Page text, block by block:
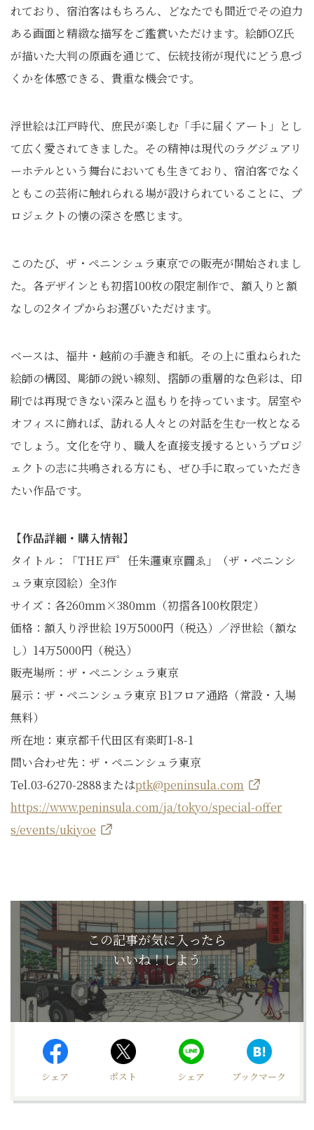
れており、宿泊客はもちろん、どなたでも間近でその迫力
ある画面と精緻な描写をご鑑賞いただけます。絵師OZ氏
が描いた大判の原画を通じて、伝統技術が現代にどう息づ
くかを体感できる、貴重な機会です。
浮世絵は江戸時代、庶民が楽しむ「手に届くアート」とし
て広く愛されてきました。その精神は現代のラグジュアリ
ーホテルという舞台においても生きており、宿泊客でなく
ともこの芸術に触れられる場が設けられていることに、プ
ロジェクトの懐の深さを感じます。
このたび、ザ・ペニンシュラ東京での販売が開始されまし
た。各デザインとも初摺100枚の限定制作で、額入りと額
なしの2タイプからお選びいただけます。
ベースは、福井・越前の手漉き和紙。その上に重ねられた
絵師の構図、彫師の鋭い線刻、摺師の重層的な色彩は、印
刷では再現できない深みと温もりを持っています。居室や
オフィスに飾れば、訪れる人々との対話を生む一枚となる
でしょう。文化を守り、職人を直接支援するというプロジ
ェクトの志に共鳴される方にも、ぜひ手に取っていただき
たい作品です。
【作品詳細・購入情報】
タイトル：「THE 戸゜任朱邏東京圖ゑ」（ザ・ペニンシ
ュラ東京図絵）全3作
サイズ：各260mm×380mm（初摺各100枚限定）
価格：額入り浮世絵 19万5000円（税込）／浮世絵（額な
し）14万5000円（税込）
販売場所：ザ・ペニンシュラ東京
展示：ザ・ペニンシュラ東京 B1フロア通路（常設・入場
無料）
所在地：東京都千代田区有楽町1-8-1
問い合わせ先：ザ・ペニンシュラ東京
Tel.03-6270-2888またはptk@peninsula.com
https://www.peninsula.com/ja/tokyo/special-offer
s/events/ukiyoe
この記事が気に入ったら
いいね！しよう
シェア ポスト シェア ブックマーク